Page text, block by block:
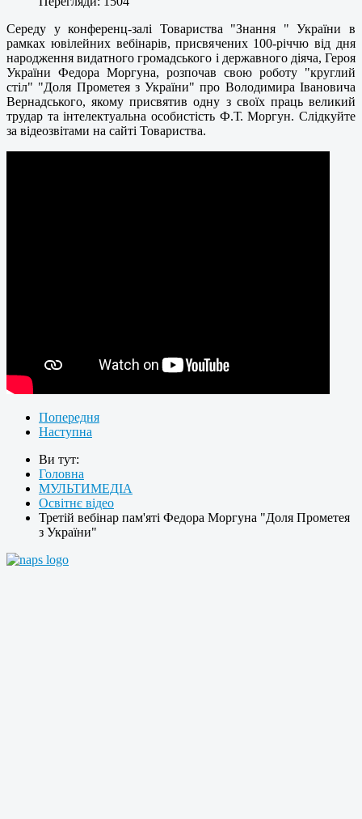
Середу у конференц-залі Товариства "Знання " України в
рамках ювілейних вебінарів, присвячених 100-річчю від дня
народження видатного громадського і державного діяча, Героя
України Федора Моргуна, розпочав свою роботу "круглий
стіл" "Доля Прометея з України" про Володимира Івановича
Вернадського, якому присвятив одну з своїх праць великий
трудар та інтелектуальна особистість Ф.Т. Моргун. Слідкуйте
за відеозвітами на сайті Товариства.
Попередня
Наступна
Ви тут:
Головна
МУЛЬТИМЕДІА
Освітнє відео
Третій вебінар пам'яті Федора Моргуна "Доля Прометея
з України"